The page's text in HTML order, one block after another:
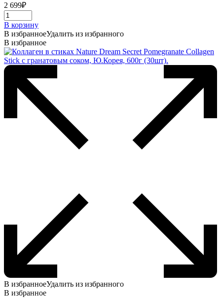
2 699₽
В корзину
В избранноеУдалить из избранного
В избранное
В избранноеУдалить из избранного
В избранное